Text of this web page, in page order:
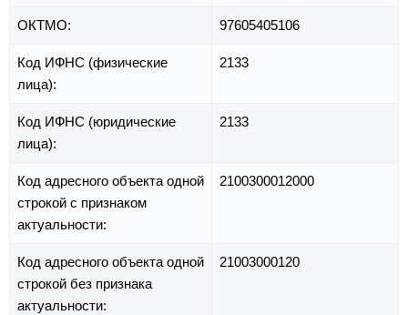
ОКТМО: 97605405106
Код ИФНС (физические
лица):
2133
Код ИФНС (юридические
лица):
2133
Код адресного объекта одной
строкой с признаком
актуальности:
2100300012000
Код адресного объекта одной
строкой без признака
актуальности:
21003000120